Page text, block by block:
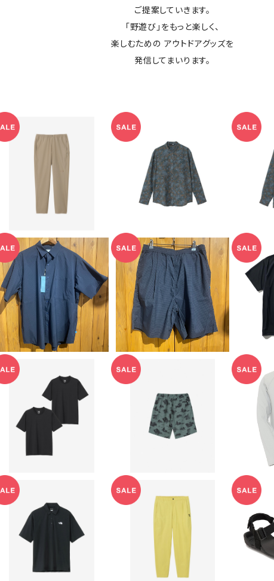
ご提案していきます。
「野遊び」をもっと楽しく、
楽しむための アウトドアグッズを
発信してまいります。
マウンテンカラーパンツ
（メンズ）
¥12,320
20%OFF
【THE NORTH FACE】
ハイカーズシャツ（レデ
ィース）
¥16,720
20%OFF
【
ハイ
【PAPER SKY】MAGA
ZINE CHECK BIG HA
LF SHIRT
¥13,200
20%OFF
【PAPER SKY】MAGA
ZINE CHECK EASY
SHORTS
¥12,320
20%OFF
【THE NORTH FACE】
ショートスリーブフラッ
シュドライパックティー
（ユニセックス）
¥7,040
20%OFF
【THE NORTH FACE】
アロハベントショーツ
（メンズ）
¥7,920
20%OFF
【
of
【THE NORTH FACE】
ショートスリーブフラッ
シュドライコットンポロ
【THE NORTH FACE】
マウンテンカラーパンツ
（レディース）
¥12,320
20%OFF
【